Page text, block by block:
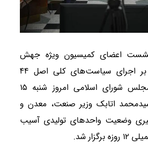
اعضای کمیسیون ویژه جهش
تولید و نظارت بر اجرای سیاست‌های کلی اصل ۴۴
قانون اساسی مجلس شورای اسلامی امروز شنبه ۱۵
اتابک وزیر صنعت، معدن و
وضعیت واحدهای تولیدی آسیب
شد.